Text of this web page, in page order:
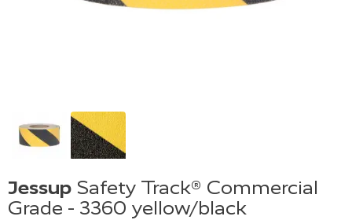
Jessup Safety Track® Commercial
Grade - 3360 yellow/black